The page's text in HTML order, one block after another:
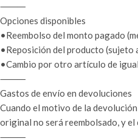
⸻
Opciones disponibles
•Reembolso del monto pagado
•Reposición del producto (sujeto
•Cambio por otro artículo de
⸻
Gastos de envío en devoluciones
Cuando el motivo de la
original no será reembolsado, y